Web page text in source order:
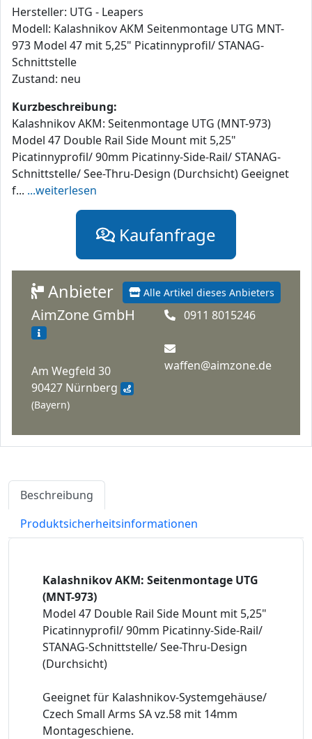
Hersteller: UTG - Leapers
Modell: Kalashnikov AKM Seitenmontage UTG MNT-
973 Model 47 mit 5,25" Picatinnyprofil/ STANAG-
Schnittstelle
Zustand: neu
Kurzbeschreibung:
Kalashnikov AKM: Seitenmontage UTG (MNT-973)
Model 47 Double Rail Side Mount mit 5,25"
Picatinnyprofil/ 90mm Picatinny-Side-Rail/ STANAG-
Schnittstelle/ See-Thru-Design (Durchsicht) Geeignet
f... ...weiterlesen
Kaufanfrage
Alle Artikel dieses Anbieters
Anbieter
AimZone GmbH
Am Wegfeld 30
90427 Nürnberg
(Bayern)
0911 8015246
waffen@aimzone.de
Beschreibung
Produktsicherheitsinformationen
Kalashnikov AKM: Seitenmontage UTG
(MNT-973)
Model 47 Double Rail Side Mount mit 5,25"
Picatinnyprofil/ 90mm Picatinny-Side-Rail/
STANAG-Schnittstelle/ See-Thru-Design
(Durchsicht)
Geeignet für Kalashnikov-Systemgehäuse/
Czech Small Arms SA vz.58 mit 14mm
Montageschiene.